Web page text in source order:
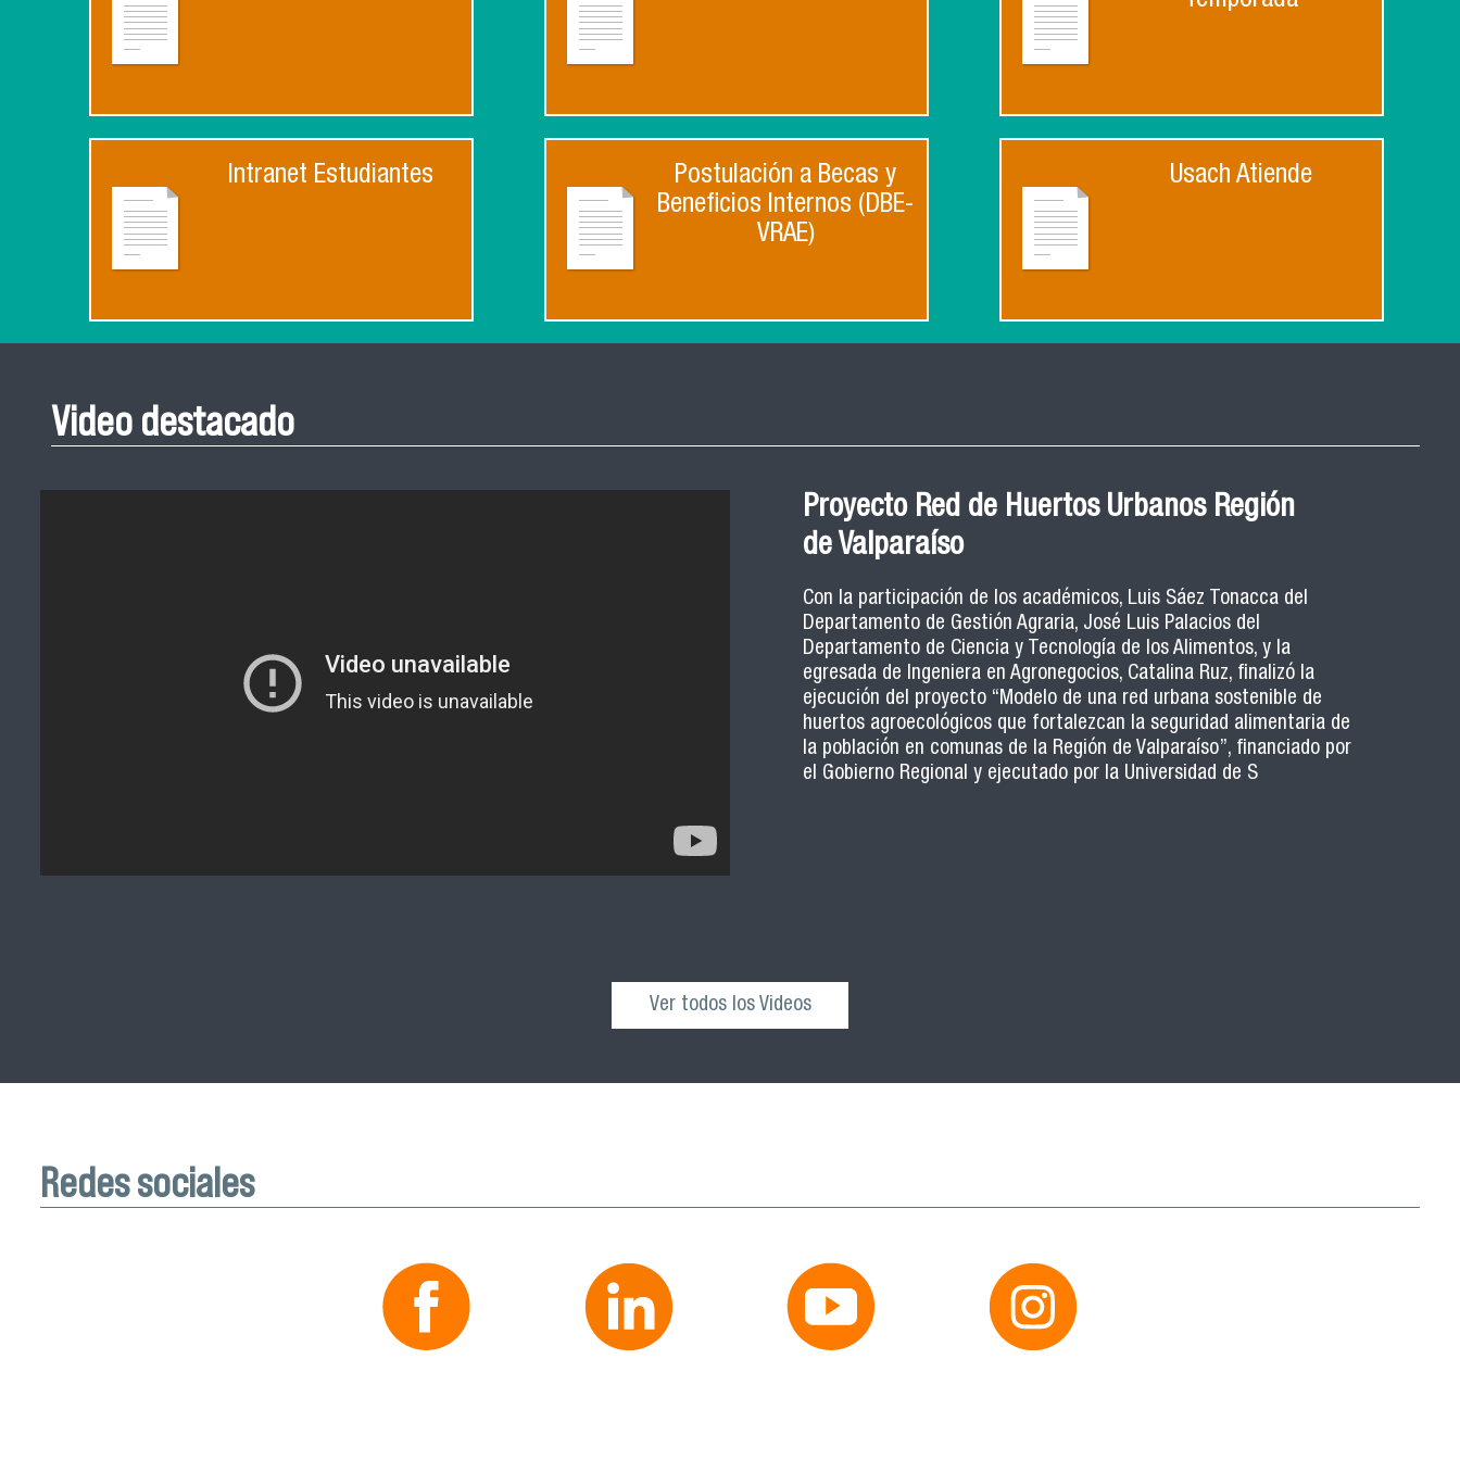
Intranet Estudiantes
Postulación a Becas y
Beneficios Internos (DBE-
VRAE)
Usach Atiende
Video destacado
Proyecto Red de Huertos Urbanos Región
de Valparaíso
Con la participación de los académicos, Luis Sáez Tonacca del
Departamento de Gestión Agraria, José Luis Palacios del
Departamento de Ciencia y Tecnología de los Alimentos, y la
egresada de Ingeniera en Agronegocios, Catalina Ruz, finalizó la
ejecución del proyecto “Modelo de una red urbana sostenible de
huertos agroecológicos que fortalezcan la seguridad alimentaria de
la población en comunas de la Región de Valparaíso”, financiado por
el Gobierno Regional y ejecutado por la Universidad de S
Ver todos los Videos
Redes sociales